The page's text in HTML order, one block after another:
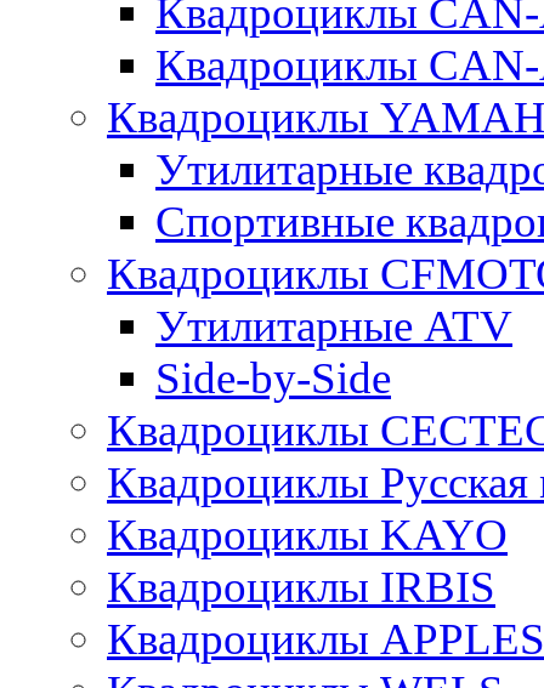
Квадроциклы
Квадроциклы
Квадроциклы
Утилитарные
Спортивные
Квадроциклы
Утилитарные ATV
Side-by-Side
Квадроциклы
Квадроциклы Русская
Квадроциклы KAYO
Квадроциклы IRBIS
Квадроциклы